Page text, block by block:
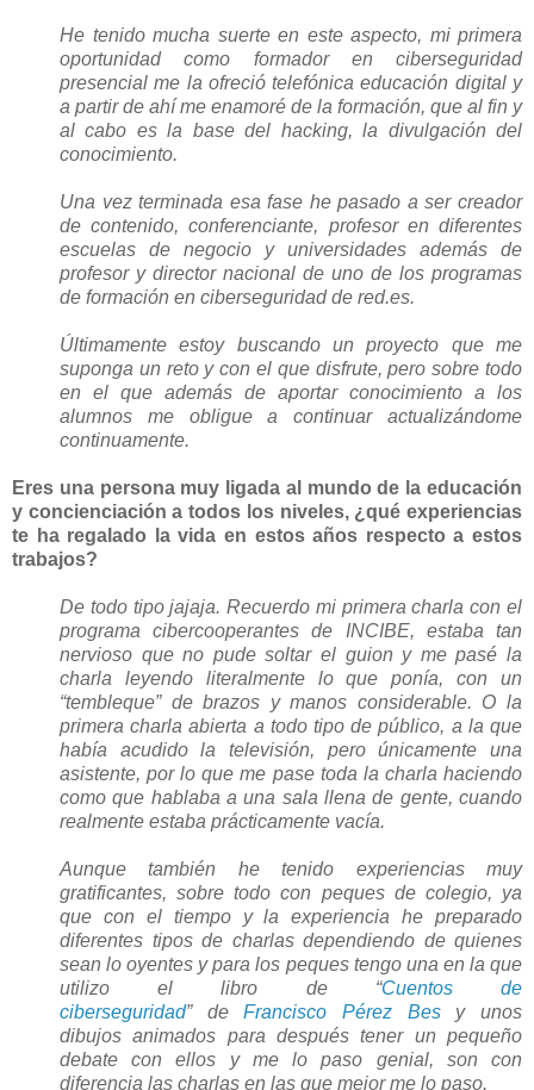
He tenido mucha suerte en este aspecto, mi primera
oportunidad como formador en ciberseguridad
presencial me la ofreció telefónica educación digital y
a partir de ahí me enamoré de la formación, que al fin y
al cabo es la base del hacking, la divulgación del
conocimiento.
Una vez terminada esa fase he pasado a ser creador
de contenido, conferenciante, profesor en diferentes
escuelas de negocio y universidades además de
profesor y director nacional de uno de los programas
de formación en ciberseguridad de red.es.
Últimamente estoy buscando un proyecto que me
suponga un reto y con el que disfrute, pero sobre todo
en el que además de aportar conocimiento a los
alumnos me obligue a continuar actualizándome
continuamente.
Eres una persona muy ligada al mundo de la educación
y concienciación a todos los niveles, ¿qué experiencias
te ha regalado la vida en estos años respecto a estos
trabajos?
De todo tipo jajaja. Recuerdo mi primera charla con el
programa cibercooperantes de INCIBE, estaba tan
nervioso que no pude soltar el guion y me pasé la
charla leyendo literalmente lo que ponía, con un
“tembleque” de brazos y manos considerable. O la
primera charla abierta a todo tipo de público, a la que
había acudido la televisión, pero únicamente una
asistente, por lo que me pase toda la charla haciendo
como que hablaba a una sala llena de gente, cuando
realmente estaba prácticamente vacía.
Aunque también he tenido experiencias muy
gratificantes, sobre todo con peques de colegio, ya
que con el tiempo y la experiencia he preparado
diferentes tipos de charlas dependiendo de quienes
sean lo oyentes y para los peques tengo una en la que
utilizo el libro de “Cuentos de
ciberseguridad”deFrancisco Pérez Besy unos
dibujos animados para después tener un pequeño
debate con ellos y me lo paso genial, son con
diferencia las charlas en las que mejor me lo paso.